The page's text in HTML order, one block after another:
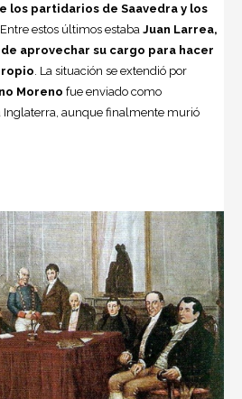
los partidarios de Saavedra y los
Entre estos últimos estaba Juan Larrea,
aprovechar su cargo para hacer
. La situación se extendió por
Moreno fue enviado como
Inglaterra, aunque finalmente murió